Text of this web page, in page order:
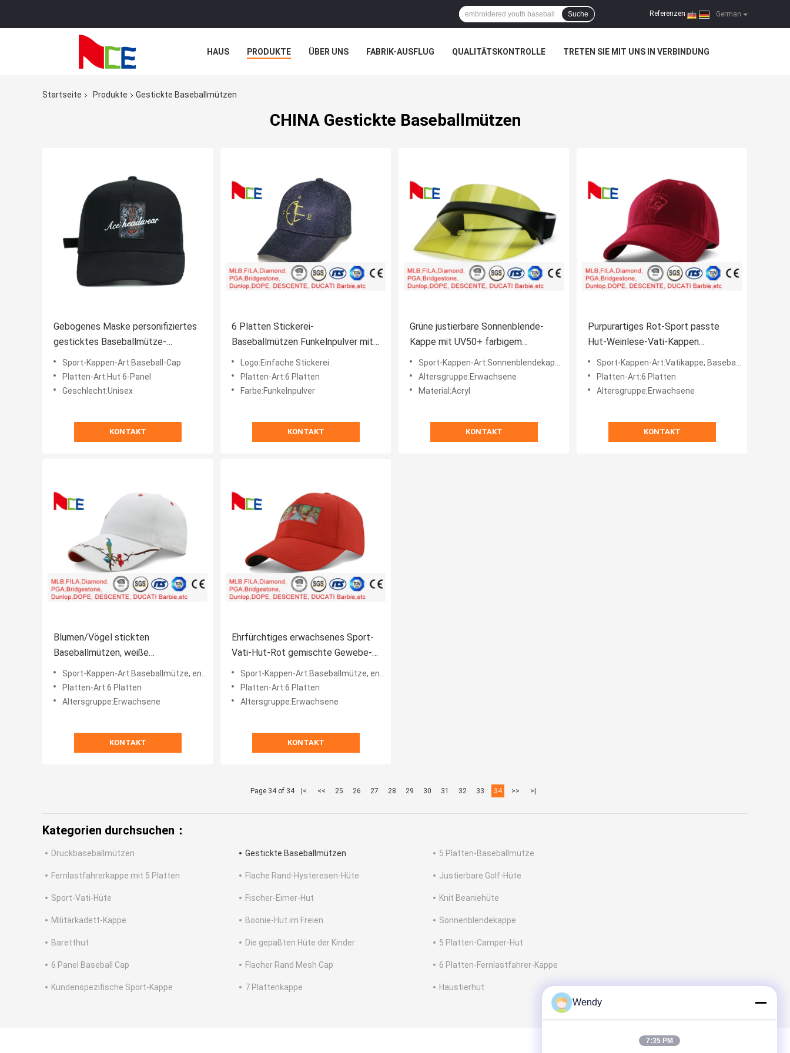
German
Referenzen |
Suche
HAUS PRODUKTE ÜBER UNS FABRIK-AUSFLUG QUALITÄTSKONTROLLE TRETEN SIE MIT UNS IN VERBINDUNG
Startseite
Produkte Gestickte Baseballmützen
CHINA Gestickte Baseballmützen
Gebogenes Maske personifiziertes
gesticktes Baseballmütze-
ledernes Material
Sport-Kappen-Art:Baseball-Cap
Platten-Art:Hut 6-Panel
Geschlecht:Unisex
KONTAKT
6 Platten Stickerei-
Baseballmützen Funkelnpulver mit
justierbarem
Logo:Einfache Stickerei
Platten-Art:6 Platten
Farbe:Funkelnpulver
KONTAKT
Grüne justierbare Sonnenblende-
Kappe mit UV50+ farbigem
Jacquardwebstuhl-elastischem
Band
Sport-Kappen-Art:Sonnenblendekappe
Altersgruppe:Erwachsene
Material:Acryl
KONTAKT
Purpurartiges Rot-Sport passte
Hut-Weinlese-Vati-Kappen
Sonnenschutz gebogene Pleuche-
Art
Sport-Kappen-Art:Vatikappe; Baseballmütze
Platten-Art:6 Platten
Altersgruppe:Erwachsene
KONTAKT
Blumen/Vögel stickten
Baseballmützen, weiße
Baumwollsegeltuch-Baseball-
Mütze
Sport-Kappen-Art:Baseballmütze, entspannte Kappe
Platten-Art:6 Platten
Altersgruppe:Erwachsene
KONTAKT
Ehrfürchtiges erwachsenes Sport-
Vati-Hut-Rot gemischte Gewebe-
kundenspezifische Flecken-
Stickerei
Sport-Kappen-Art:Baseballmütze, entspannte Kappe
Platten-Art:6 Platten
Altersgruppe:Erwachsene
KONTAKT
Page 34 of 34 |< << 25 26 27 28 29 30 31 32 33 34 >> >|
Kategorien durchsuchen：
Druckbaseballmützen Gestickte Baseballmützen 5 Platten-Baseballmütze
Fernlastfahrerkappe mit 5 Platten Flache Rand-Hysteresen-Hüte Justierbare Golf-Hüte
Sport-Vati-Hüte Fischer-Eimer-Hut Knit Beaniehüte
Militärkadett-Kappe Boonie-Hut im Freien Sonnenblendekappe
Baretthut Die gepaßten Hüte der Kinder 5 Platten-Camper-Hut
6 Panel Baseball Cap Flacher Rand Mesh Cap 6 Platten-Fernlastfahrer-Kappe
Kundenspezifische Sport-Kappe 7 Plattenkappe Haustierhut
Wendy
7:35 PM